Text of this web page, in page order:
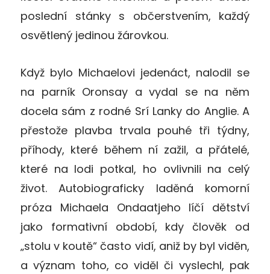
poslední stánky s občerstvením, každý
osvětlený jedinou žárovkou.
Když bylo Michaelovi jedenáct, nalodil se
na parník Oronsay a vydal se na něm
docela sám z rodné Srí Lanky do Anglie. A
přestože plavba trvala pouhé tři týdny,
příhody, které během ní zažil, a přátelé,
které na lodi potkal, ho ovlivnili na celý
život. Autobiograficky laděná komorní
próza Michaela Ondaatjeho líčí dětství
jako formativní období, kdy člověk od
„stolu v koutě“ často vidí, aniž by byl viděn,
a význam toho, co viděl či vyslechl, pak